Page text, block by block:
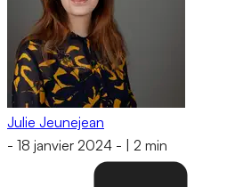
Julie Jeunejean
- 18 janvier 2024 - 2 min